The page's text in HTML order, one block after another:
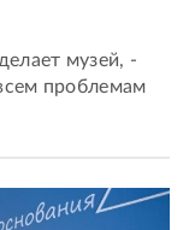
музей, -
проблемам